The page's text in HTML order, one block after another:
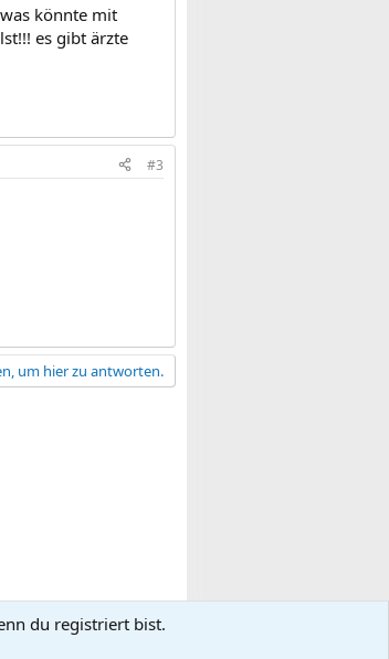
könnte mit
es gibt ärzte
#3
um hier zu antworten.
Datenschutz
du registriert bist.